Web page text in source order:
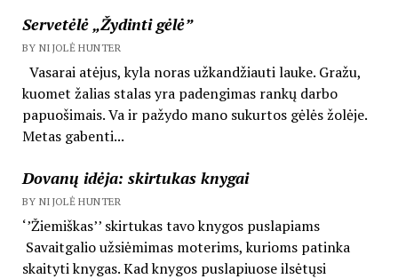
Servetėlė „Žydinti gėlė”
BY NIJOLĖ HUNTER
Vasarai atėjus, kyla noras užkandžiauti lauke. Gražu,
kuomet žalias stalas yra padengimas rankų darbo
papuošimais. Va ir pažydo mano sukurtos gėlės žolėje.
Metas gabenti...
Dovanų idėja: skirtukas knygai
BY NIJOLĖ HUNTER
‘’Žiemiškas’’ skirtukas tavo knygos puslapiams
Savaitgalio užsiėmimas moterims, kurioms patinka
skaityti knygas. Kad knygos puslapiuose ilsėtųsi